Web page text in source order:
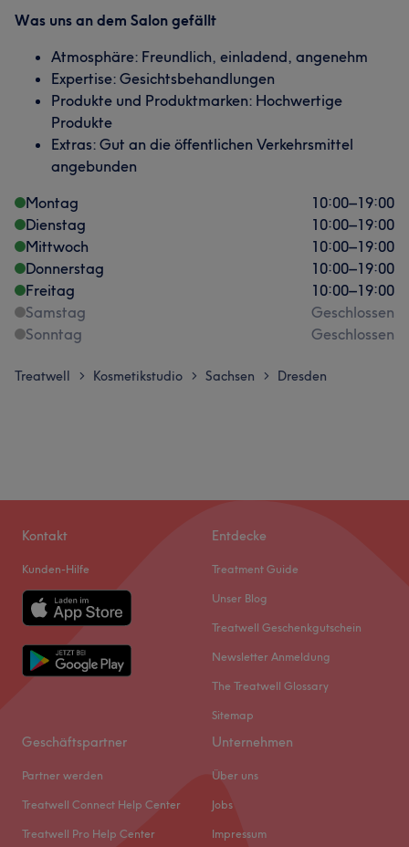
Was uns an dem Salon gefällt
Atmosphäre: Freundlich, einladend, angenehm
Expertise: Gesichtsbehandlungen
Produkte und Produktmarken: Hochwertige
Produkte
Extras: Gut an die öffentlichen Verkehrsmittel
angebunden
Montag
10:00–19:00
Dienstag
10:00–19:00
Mittwoch
10:00–19:00
Donnerstag
10:00–19:00
Freitag
10:00–19:00
Samstag
Geschlossen
Sonntag
Geschlossen
Treatwell > Kosmetikstudio > Sachsen > Dresden
Kontakt
Kunden-Hilfe
Entdecke
Treatment Guide
Unser Blog
Treatwell Geschenkgutschein
Newsletter Anmeldung
The Treatwell Glossary
Sitemap
Geschäftspartner
Partner werden
Treatwell Connect Help Center
Treatwell Pro Help Center
Unternehmen
Über uns
Jobs
Impressum